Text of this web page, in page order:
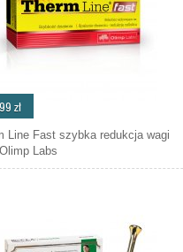
zł
Line Fast szybka redukcja wagi
Labs